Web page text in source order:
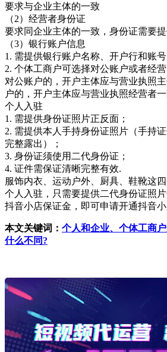
要求与企业主体的一致
（2）经营者身份证
要求同企业主体的一致，身份证需要提
（3）银行账户信息
1. 需提供银行账户名称、开户行和账号
2. 个体工商户可选择对公账户或者经
对公账户的，开户主体应与营业执照
户的，开户主体应与营业执照经营者
个人入驻
1. 需提供身份证照片正反面；
2. 需提供本人手持身份证照片（手持
完整露出）；
3. 身份证须使用二代身份证；
4. 证件需保证清晰完整有效.
服饰内衣、运动户外、厨具、鞋靴这
个人入驻，只需要提供二代身份证照
抖音小店保证金，即可申请开通抖音小
本文关键词： 个人和企业、个体工商
什么不同?